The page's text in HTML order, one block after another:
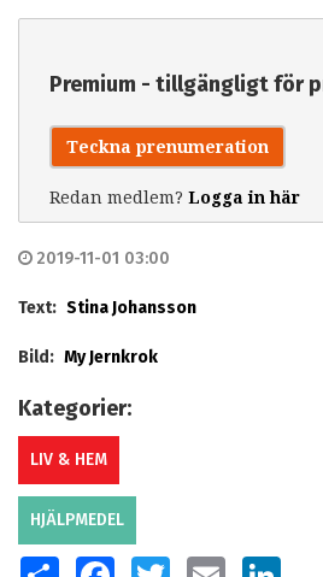
Premium - tillgängligt för
Teckna prenumeration
Redan medlem? Logga in här
2019-11-01 03:00
Text: Stina Johansson
Bild: My Jernkrok
Kategorier:
LIV & HEM
HJÄLPMEDEL
SHARE FACEBOOKTWITTER EMAIL